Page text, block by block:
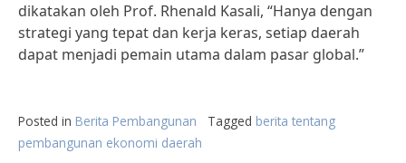
dikatakan oleh Prof. Rhenald Kasali, “Hanya dengan
strategi yang tepat dan kerja keras, setiap daerah
dapat menjadi pemain utama dalam pasar global.”
Posted in Berita Pembangunan Tagged berita tentang
pembangunan ekonomi daerah